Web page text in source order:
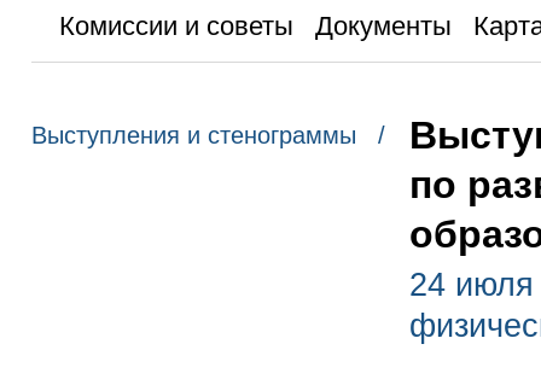
Комиссии и советы
Документы
Выступления и стенограммы /
по
24 июля